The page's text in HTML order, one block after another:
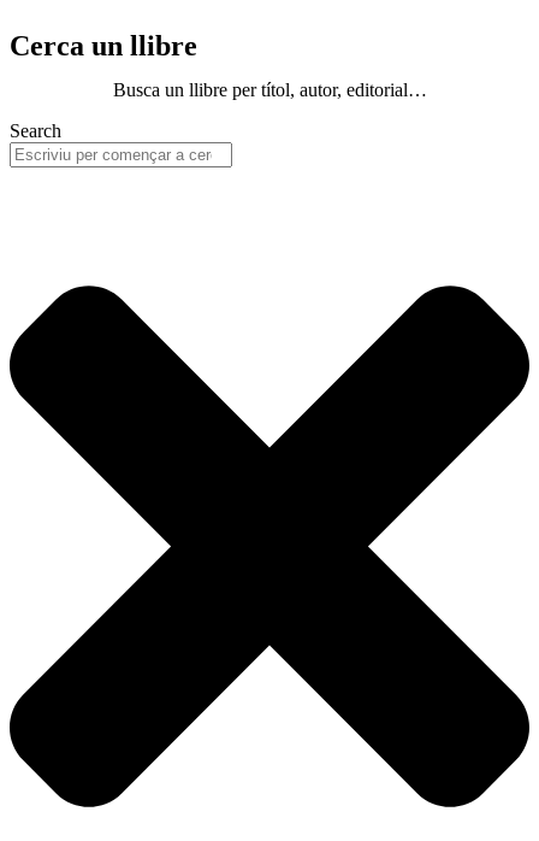
Cerca un llibre
Busca un llibre per títol, autor, editorial…
Search